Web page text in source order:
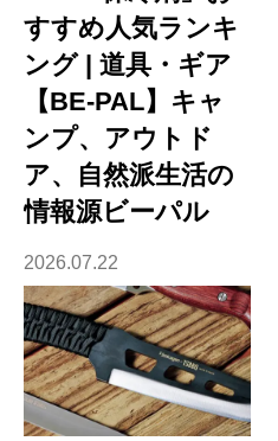
すすめ人気ランキ
ング | 道具・ギア
【BE-PAL】キャ
ンプ、アウトド
ア、自然派生活の
情報源ビーパル
2026.07.22